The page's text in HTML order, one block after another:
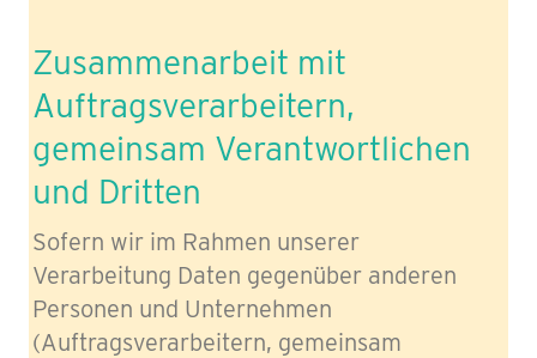
Zusammenarbeit mit
Auftragsverarbeitern,
gemeinsam Verantwortlichen
und Dritten
Sofern wir im Rahmen unserer
Verarbeitung Daten gegenüber anderen
Personen und Unternehmen
(Auftragsverarbeitern, gemeinsam